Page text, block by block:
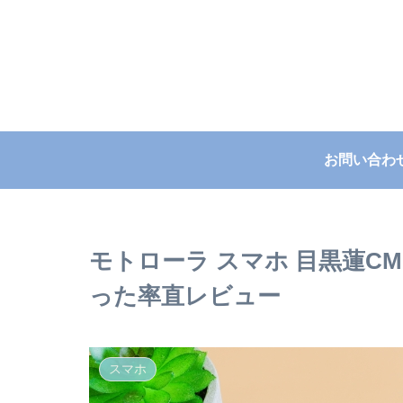
お問い合わ
モトローラ スマホ 目黒蓮
った率直レビュー
スマホ